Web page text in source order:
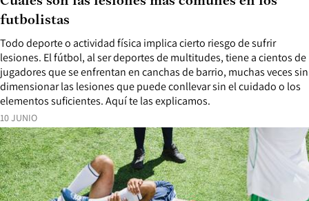
10 JUNIO
Todo deporte o actividad física implica cierto riesgo de sufrir
lesiones. El fútbol, al ser deportes de multitudes, tiene a cientos de
jugadores que se enfrentan en canchas de barrio, muchas veces sin
dimensionar las lesiones que puede conllevar sin el cuidado o los
elementos suficientes. Aquí te las explicamos.
futbolistas